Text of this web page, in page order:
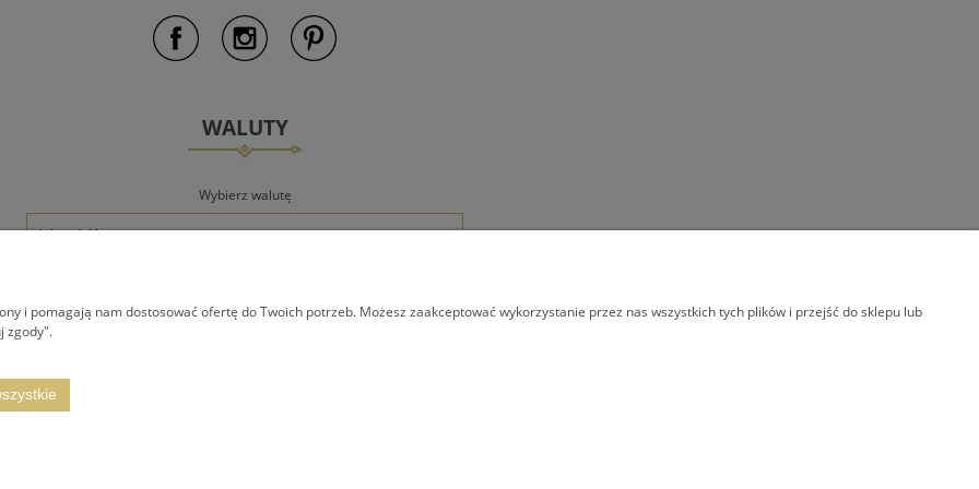
WALUTY
Wybierz walutę
i pomagają nam dostosować ofertę do Twoich potrzeb. Możesz zaakceptować wykorzystanie przez nas wszystkich tych plików i przejść do sklepu lub
zgody".